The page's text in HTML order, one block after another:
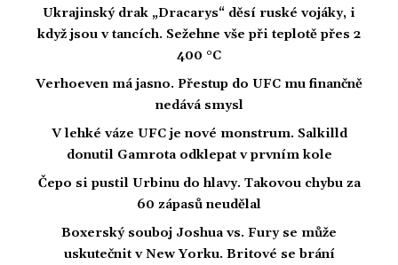
Ukrajinský drak „Dracarys“ děsí ruské vojáky, i
když jsou v tancích. Sežehne vše při teplotě přes 2
400 °C
Verhoeven má jasno. Přestup do UFC mu finančně
nedává smysl
V lehké váze UFC je nové monstrum. Salkilld
donutil Gamrota odklepat v prvním kole
Čepo si pustil Urbinu do hlavy. Takovou chybu za
60 zápasů neudělal
Boxerský souboj Joshua vs. Fury se může
uskutečnit v New Yorku. Britové se brání